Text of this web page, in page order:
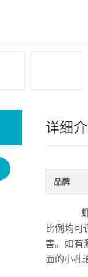
详细
品牌
比例均可
害。如有
面的小孔